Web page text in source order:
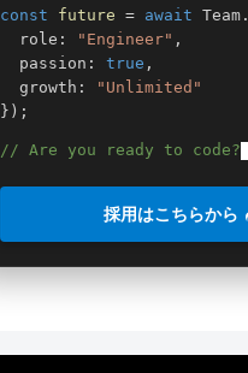
const future = await Team.
role:
"Engineer" ,
passion: true ,
growth:
"Unlimited"
});
// Are you ready to code?
採用はこちらから